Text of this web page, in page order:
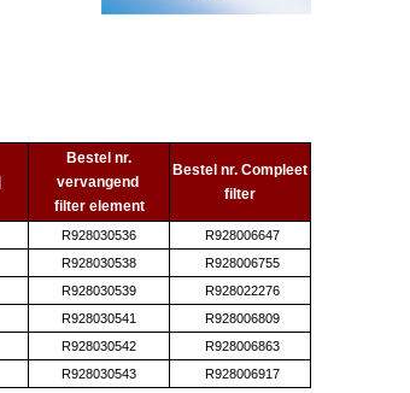
Bestel nr.
vervangend
filter element
Bestel nr. Compleet
filter
R928030536
R928006647
R928030538
R928006755
R928030539
R928022276
R928030541
R928006809
R928030542
R928006863
R928030543 R928006917